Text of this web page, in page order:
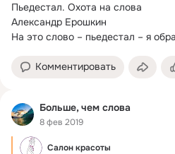
Пьедестал. Охота на слова
Александр Ерошкин
На это слово – пьедестал – я
Комментировать
Больше, чем слова
8 фев 2019
Салон красоты